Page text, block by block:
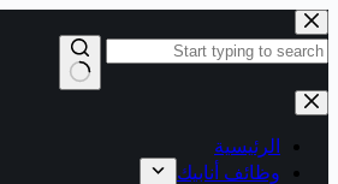
التجاوز
إلى
المحتوى
نتائج
الرئيسية
وظائف أنابيك